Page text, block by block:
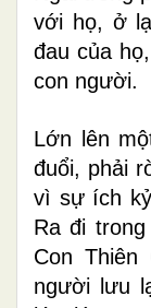
với họ, ở
đau của
con người.
Lớn lên
đuổi, phải
vì sự ích
Ra đi
Con Thiên
người lưu